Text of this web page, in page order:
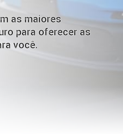
as maiores
para oferecer as
você.